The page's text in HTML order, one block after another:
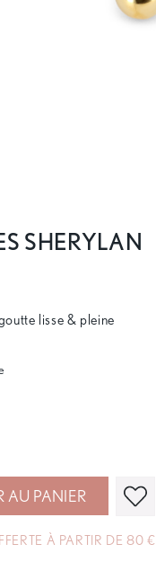
SHERYLAN
lisse & pleine
AU PANIER
À PARTIR DE 80 €